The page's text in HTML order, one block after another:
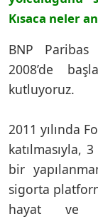
Kısaca neler
BNP
2008’de
kutluyoruz.
2011 yılında
katılmasıyla,
bir
sigorta
hayat ve